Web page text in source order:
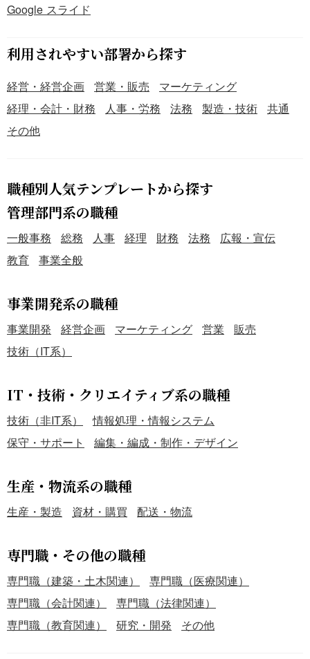
Google スライド
利用されやすい部署から探す
経営・経営企画 営業・販売
マーケティング
経理・会計・財務
人事・労務 法務 製造・技術
共通
その他
職種別人気テンプレートから探す
管理部門系の職種
一般事務 総務 人事 経理 財務 法務
広報・宣伝
教育
事業全般
事業開発系の職種
事業開発 経営企画 マーケティング 営業
販売
技術（IT系）
IT・技術・クリエイティブ系の職種
技術（非IT系）
情報処理・情報システム
保守・サポート
編集・編成・制作・デザイン
生産・物流系の職種
生産・製造 資材・購買 配送・物流
専門職・その他の職種
専門職（建築・土木関連）
専門職（医療関連）
専門職（会計関連）
専門職（法律関連）
専門職（教育関連）
研究・開発 その他